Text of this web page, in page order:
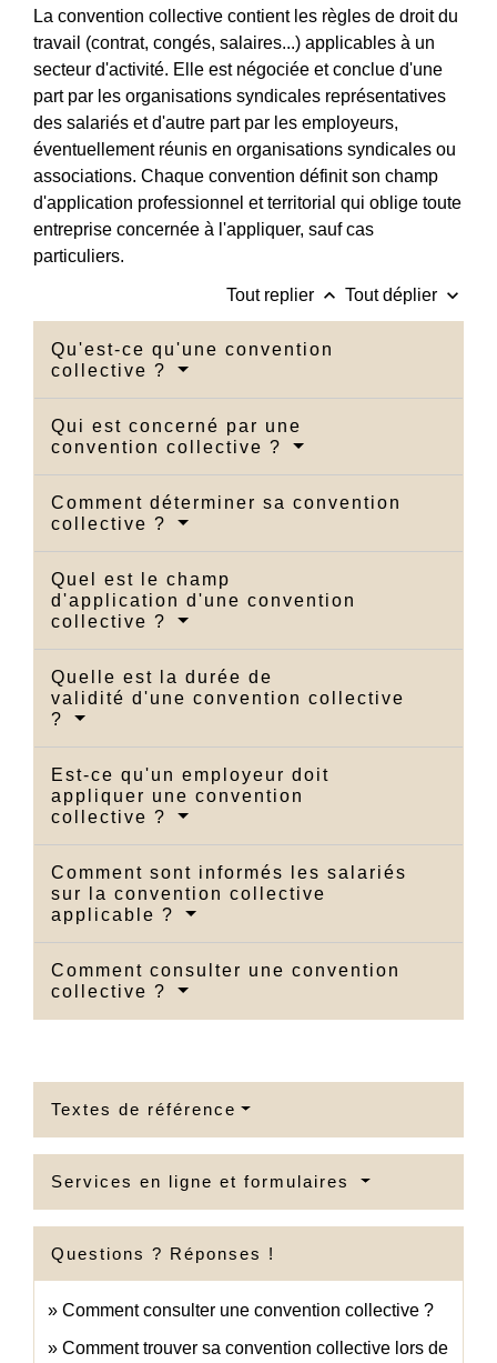
La convention collective contient les règles de droit du
travail (contrat, congés, salaires...) applicables à un
secteur d'activité. Elle est négociée et conclue d'une
part par les organisations syndicales représentatives
des salariés et d'autre part par les employeurs,
éventuellement réunis en organisations syndicales ou
associations. Chaque convention définit son champ
d'application professionnel et territorial qui oblige toute
entreprise concernée à l'appliquer, sauf cas
particuliers.
Tout replier keyboard_arrow_up Tout déplier keyboard_arrow_down
Qu'est-ce qu'une convention
collective ?
Qui est concerné par une
convention collective ?
Comment déterminer sa convention
collective ?
Quel est le champ
d'application d'une convention
collective ?
Quelle est la durée de
validité d'une convention collective
?
Est-ce qu'un employeur doit
appliquer une convention
collective ?
Comment sont informés les salariés
sur la convention collective
applicable ?
Comment consulter une convention
collective ?
Textes de référence
Services en ligne et formulaires
Questions ? Réponses !
Comment consulter une convention collective ?
Comment trouver sa convention collective lors de